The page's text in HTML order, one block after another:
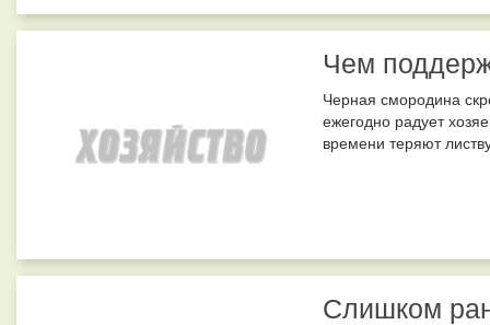
Чем
Черная смородина
ежегодно радует
времени теряют
Слишком